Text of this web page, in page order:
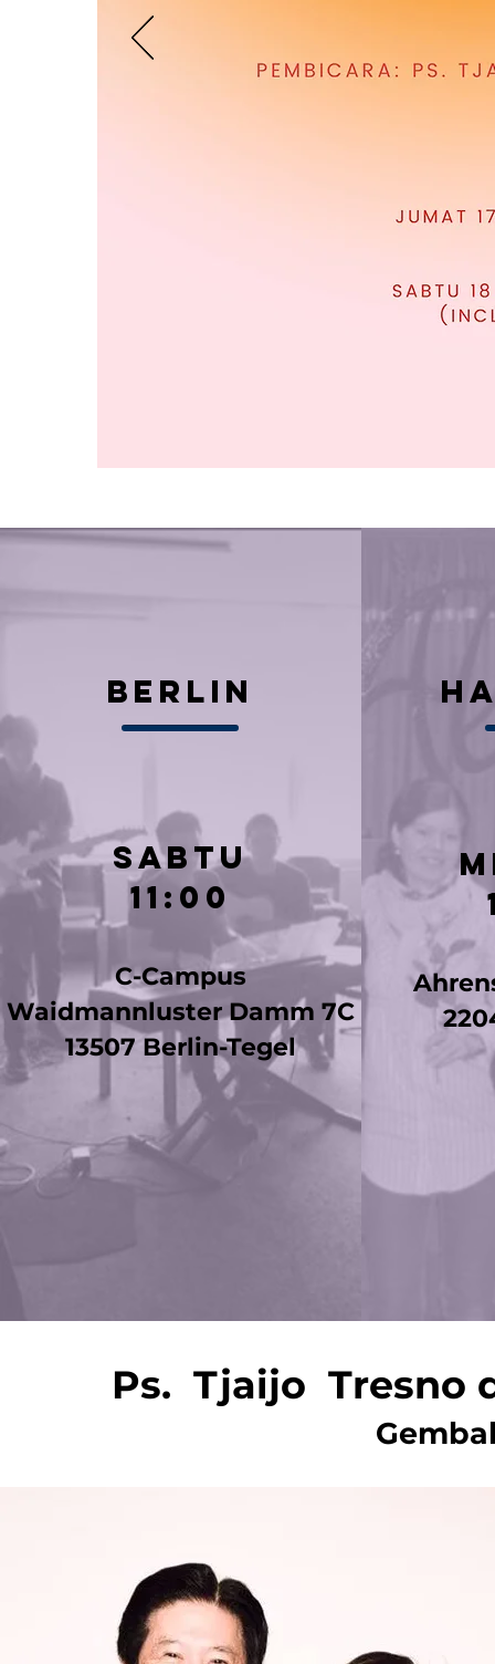
Berlin
SABtu
11:00
C-Campus
Waidmannluster Damm 7C
13507 Berlin-Tegel
Ps. Tjaijo Tresno